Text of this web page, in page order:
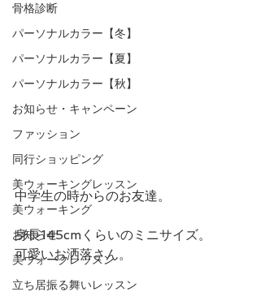
骨格診断
パーソナルカラー【冬】
パーソナルカラー【夏】
パーソナルカラー【秋】
お知らせ・キャンペーン
ファッション
同行ショッピング
美ウォーキングレッスン
美ウォーキング
お知らせ
美ウォークレッスン
立ち居振る舞いレッスン
中学生の時からのお友達。
身長145cmくらいのミニサイズ。
可愛いお洒落さん。